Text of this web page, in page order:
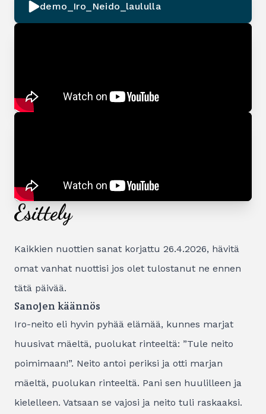
demo_Iro_Neido_laululla
Esittely
Kaikkien nuottien sanat korjattu 26.4.2026, hävitä
omat vanhat nuottisi jos olet tulostanut ne ennen
tätä päivää.
Sanojen käännös
Iro-neito eli hyvin pyhää elämää, kunnes marjat
huusivat mäeltä, puolukat rinteeltä: ”Tule neito
poimimaan!”. Neito antoi periksi ja otti marjan
mäeltä, puolukan rinteeltä. Pani sen huulilleen ja
kielelleen. Vatsaan se vajosi ja neito tuli raskaaksi.